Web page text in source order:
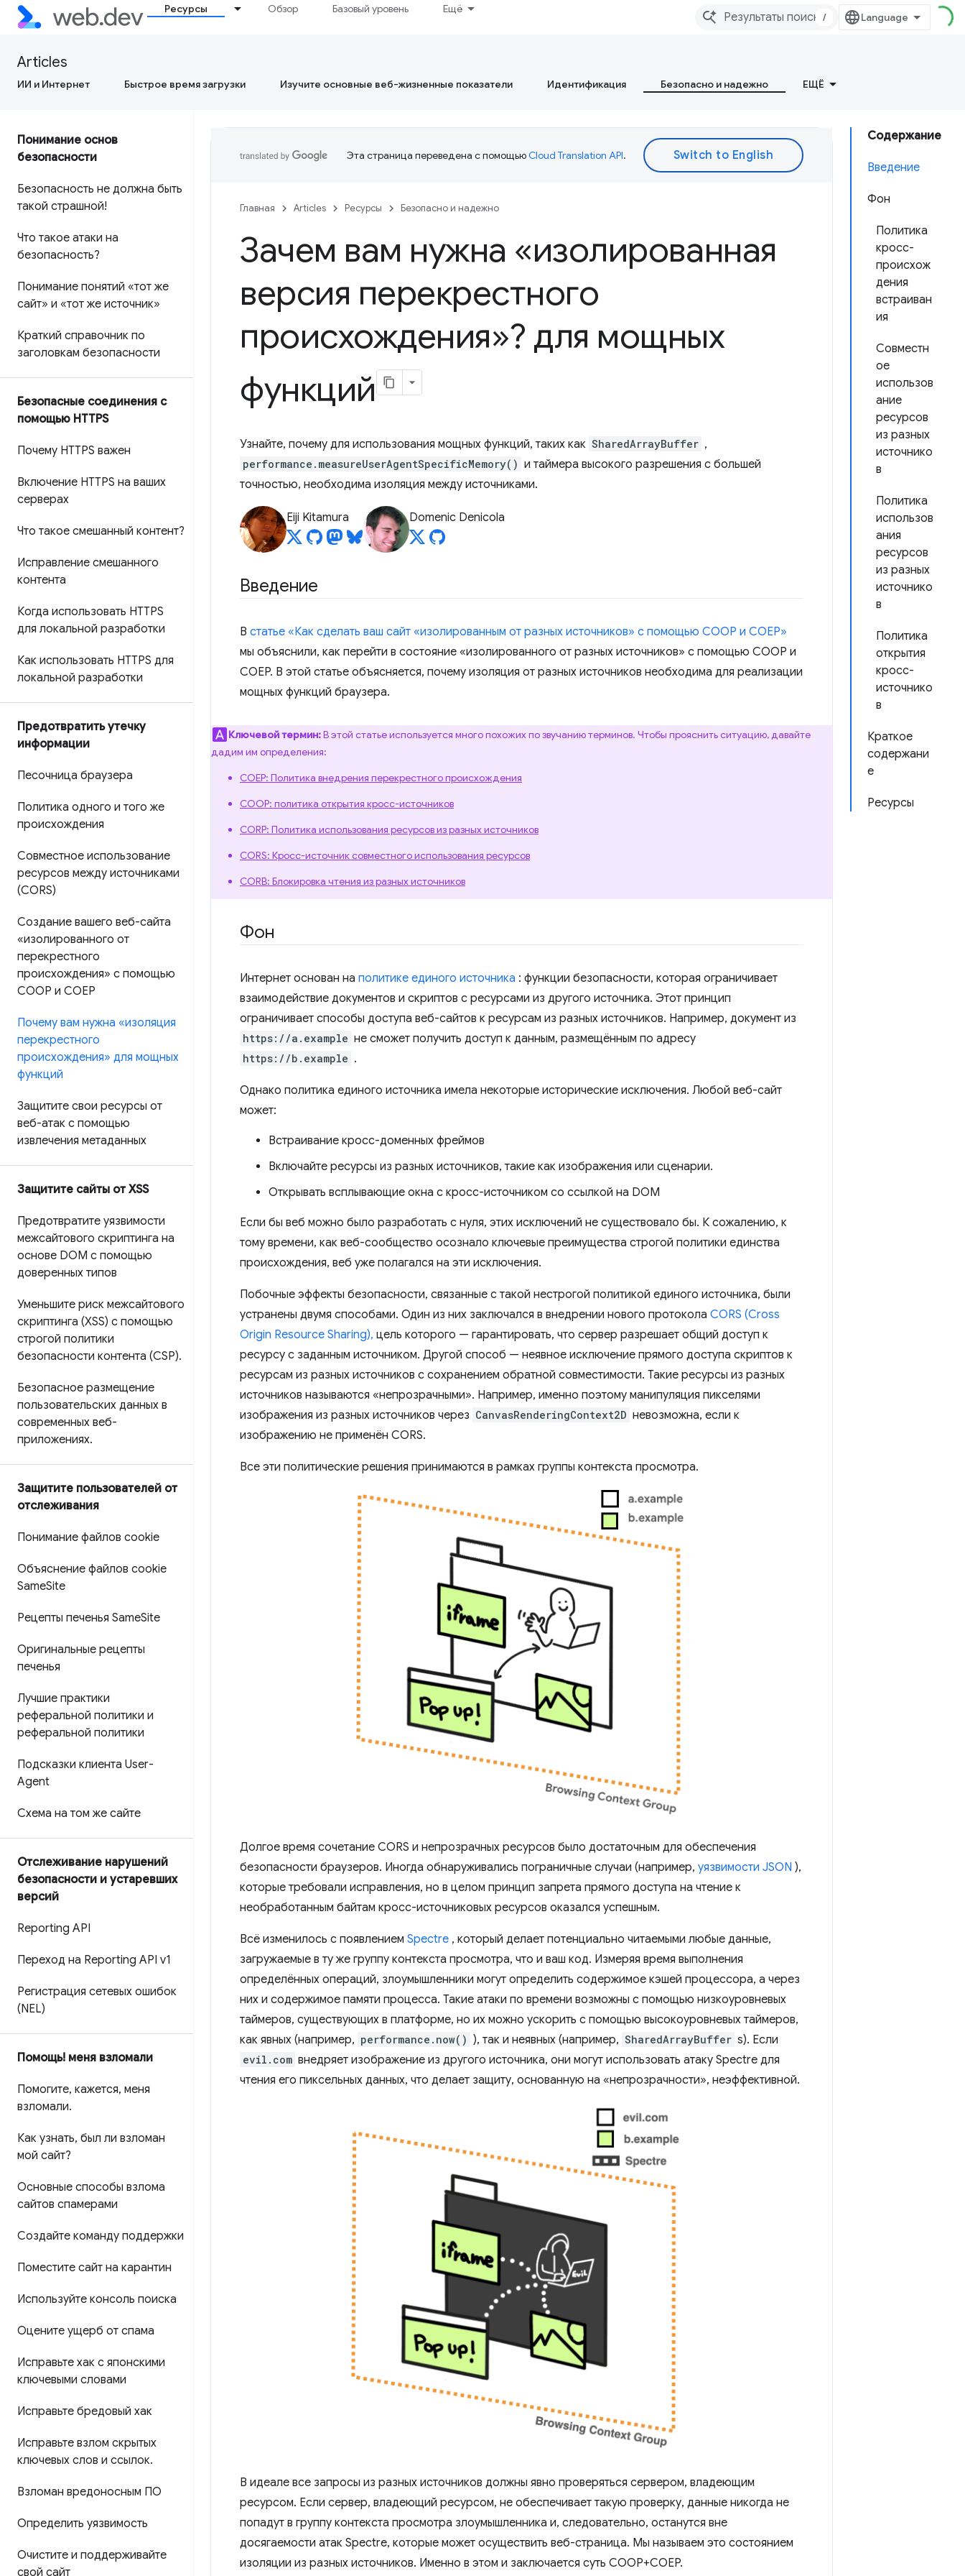
Ресурсы Обзор Базовый уровень Ещё
/
Articles
ИИ и Интернет Быстрое время загрузки Изучите основные веб-жизненные показатели Идентификация Безопасно и надежно ЕЩЁ
Понимание основ
безопасности
Безопасность не должна быть
такой страшной!
Что такое атаки на
безопасность?
Понимание понятий «тот же
сайт» и «тот же источник»
Краткий справочник по
заголовкам безопасности
Безопасные соединения с
помощью HTTPS
Почему HTTPS важен
Включение HTTPS на ваших
серверах
Что такое смешанный контент?
Исправление смешанного
контента
Когда использовать HTTPS
для локальной разработки
Как использовать HTTPS для
локальной разработки
Предотвратить утечку
информации
Песочница браузера
Политика одного и того же
происхождения
Совместное использование
ресурсов между источниками
(CORS)
Создание вашего веб-сайта
«изолированного от
перекрестного
происхождения» с помощью
COOP и COEP
Почему вам нужна «изоляция
перекрестного
происхождения» для мощных
функций
Защитите свои ресурсы от
веб-атак с помощью
извлечения метаданных
Защитите сайты от XSS
Предотвратите уязвимости
межсайтового скриптинга на
основе DOM с помощью
доверенных типов
Уменьшите риск межсайтового
скриптинга (XSS) с помощью
строгой политики
безопасности контента (CSP).
Безопасное размещение
пользовательских данных в
современных веб-
приложениях.
Защитите пользователей от
отслеживания
Понимание файлов cookie
Объяснение файлов cookie
SameSite
Рецепты печенья SameSite
Оригинальные рецепты
печенья
Лучшие практики
реферальной политики и
реферальной политики
Подсказки клиента User-
Agent
Схема на том же сайте
Отслеживание нарушений
безопасности и устаревших
версий
Reporting API
Переход на Reporting API v1
Регистрация сетевых ошибок
(NEL)
Помощь! меня взломали
Помогите, кажется, меня
взломали.
Как узнать, был ли взломан
мой сайт?
Основные способы взлома
сайтов спамерами
Создайте команду поддержки
Поместите сайт на карантин
Используйте консоль поиска
Оцените ущерб от спама
Исправьте хак с японскими
ключевыми словами
Исправьте бредовый хак
Исправьте взлом скрытых
ключевых слов и ссылок.
Взломан вредоносным ПО
Определить уязвимость
Очистите и поддерживайте
свой сайт
Содержание
Введение
Фон
Политика
кросс-
происхож
дения
встраиван
ия
Совместн
ое
использов
ание
ресурсов
из разных
источнико
в
Политика
использов
ания
ресурсов
из разных
источнико
в
Политика
открытия
кросс-
источнико
в
Краткое
содержани
е
Ресурсы
Эта страница переведена с помощьюCloud Translation API.
Главная Articles Ресурсы Безопасно и надежно
Зачем вам нужна «изолированная
версия перекрестного
происхождения»? для мощных
функций
Узнайте, почему для использования мощных функций, таких как SharedArrayBuffer ,
performance.measureUserAgentSpecificMemory() и таймера высокого разрешения с большей
точностью, необходима изоляция между источниками.
Eiji Kitamura Domenic Denicola
Введение
В статье «Как сделать ваш сайт «изолированным от разных источников» с помощью COOP и COEP»
мы объяснили, как перейти в состояние «изолированного от разных источников» с помощью COOP и
COEP. В этой статье объясняется, почему изоляция от разных источников необходима для реализации
мощных функций браузера.
Ключевой термин:В этой статье используется много похожих по звучанию терминов. Чтобы прояснить ситуацию, давайте
дадим им определения:
COEP: Политика внедрения перекрестного происхождения
COOP: политика открытия кросс-источников
CORP: Политика использования ресурсов из разных источников
CORS: Кросс-источник совместного использования ресурсов
CORB: Блокировка чтения из разных источников
Фон
Интернет основан на политике единого источника : функции безопасности, которая ограничивает
взаимодействие документов и скриптов с ресурсами из другого источника. Этот принцип
ограничивает способы доступа веб-сайтов к ресурсам из разных источников. Например, документ из
https://a.example не сможет получить доступ к данным, размещённым по адресу
https://b.example .
Однако политика единого источника имела некоторые исторические исключения. Любой веб-сайт
может:
Встраивание кросс-доменных фреймов
Включайте ресурсы из разных источников, такие как изображения или сценарии.
Открывать всплывающие окна с кросс-источником со ссылкой на DOM
Если бы веб можно было разработать с нуля, этих исключений не существовало бы. К сожалению, к
тому времени, как веб-сообщество осознало ключевые преимущества строгой политики единства
происхождения, веб уже полагался на эти исключения.
Побочные эффекты безопасности, связанные с такой нестрогой политикой единого источника, были
устранены двумя способами. Один из них заключался в внедрении нового протокола CORS (Cross
Origin Resource Sharing), цель которого — гарантировать, что сервер разрешает общий доступ к
ресурсу с заданным источником. Другой способ — неявное исключение прямого доступа скриптов к
ресурсам из разных источников с сохранением обратной совместимости. Такие ресурсы из разных
источников называются «непрозрачными». Например, именно поэтому манипуляция пикселями
изображения из разных источников через CanvasRenderingContext2D невозможна, если к
изображению не применён CORS.
Все эти политические решения принимаются в рамках группы контекста просмотра.
Долгое время сочетание CORS и непрозрачных ресурсов было достаточным для обеспечения
безопасности браузеров. Иногда обнаруживались пограничные случаи (например, уязвимости JSON ),
которые требовали исправления, но в целом принцип запрета прямого доступа на чтение к
необработанным байтам кросс-источниковых ресурсов оказался успешным.
Всё изменилось с появлением Spectre , который делает потенциально читаемыми любые данные,
загружаемые в ту же группу контекста просмотра, что и ваш код. Измеряя время выполнения
определённых операций, злоумышленники могут определить содержимое кэшей процессора, а через
них и содержимое памяти процесса. Такие атаки по времени возможны с помощью низкоуровневых
таймеров, существующих в платформе, но их можно ускорить с помощью высокоуровневых таймеров,
как явных (например, performance.now() ), так и неявных (например, SharedArrayBuffer s). Если
evil.com внедряет изображение из другого источника, они могут использовать атаку Spectre для
чтения его пиксельных данных, что делает защиту, основанную на «непрозрачности», неэффективной.
В идеале все запросы из разных источников должны явно проверяться сервером, владеющим
ресурсом. Если сервер, владеющий ресурсом, не обеспечивает такую проверку, данные никогда не
попадут в группу контекста просмотра злоумышленника и, следовательно, останутся вне
досягаемости атак Spectre, которые может осуществить веб-страница. Мы называем это состоянием
изоляции из разных источников. Именно в этом и заключается суть COOP+COEP.